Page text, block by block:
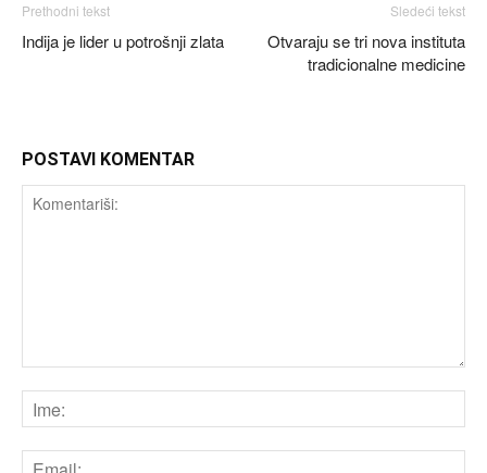
Prethodni tekst
Indija je lider u potrošnji zlata
Sledeći tekst
Otvaraju se tri nova instituta
tradicionalne medicine
POSTAVI KOMENTAR